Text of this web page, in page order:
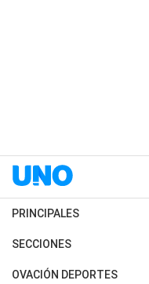
PRINCIPALES
Últimas Noticias
Política
SECCIONES
Horóscopo
OVACIÓN DEPORTES